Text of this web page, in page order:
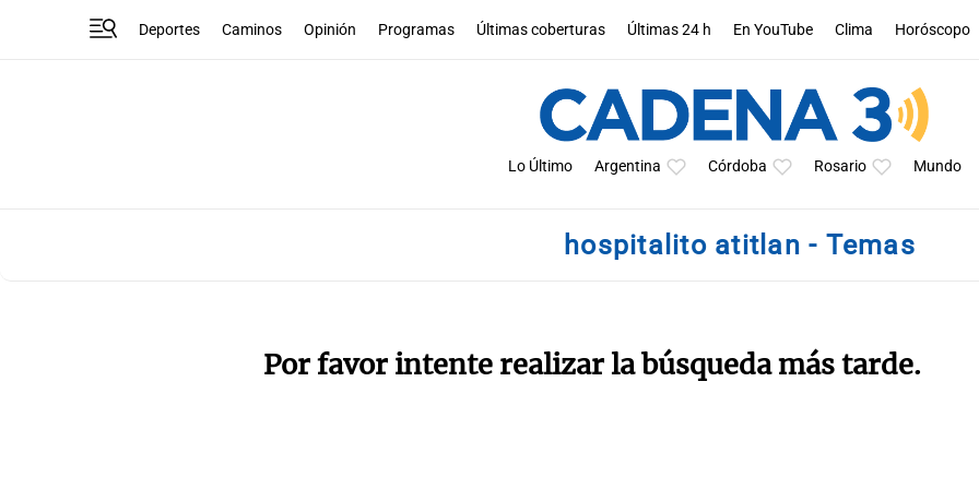
Deportes Caminos Opinión Programas Últimas coberturas Últimas 24 h En YouTube Clima Horóscopo
Lo Último Argentina Córdoba Rosario Mundo
hospitalito atitlan - Temas
Por favor intente realizar la búsqueda más tarde.